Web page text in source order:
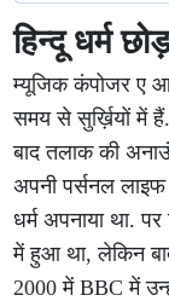
हिन्दू धर्म
म्यूजिक कंपोजर ए
समय से सुर्ख़ियों में
बाद तलाक की
अपनी पर्सनल
धर्म अपनाया था.
में हुआ था, लेकिन
2000 में BBC में